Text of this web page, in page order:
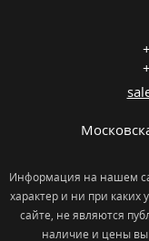
Информация на нашем
характер и ни при
сайте, не являются
наличие и цены